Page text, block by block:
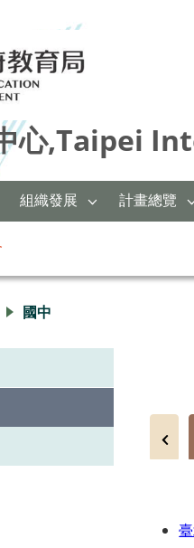
心,Taipei
組織發展 計畫總覽
國中